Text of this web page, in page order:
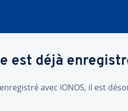
est déjà
avec IONOS, il est